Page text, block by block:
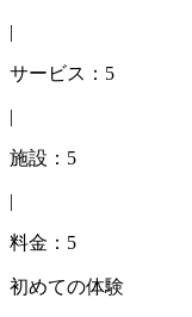
|
サービス：5
|
施設：5
|
料金：5
初めての体験